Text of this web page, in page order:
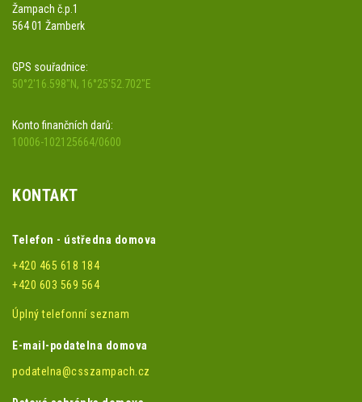
Žampach č.p.1
564 01 Žamberk
GPS souřadnice:
50°2'16.598"N, 16°25'52.702"E
Konto finančních darů:
10006-102125664/0600
KONTAKT
Telefon - ústředna domova
+420 465 618 184
+420 603 569 564
Úplný telefonní seznam
E-mail-podatelna domova
podatelna@csszampach.cz